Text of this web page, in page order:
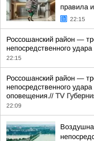
правила
22:15
Россошанский район —
непосредственного
22:15
Россошанский район —
непосредственного
оповещения.// TV
22:09